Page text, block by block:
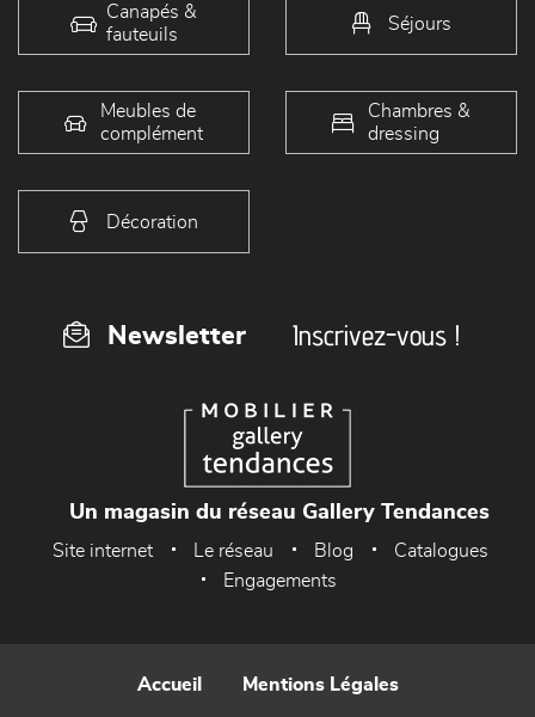
Canapés &
fauteuils
Séjours
Meubles de
complément
Chambres &
dressing
Décoration
Newsletter Inscrivez-vous !
Un magasin du réseau Gallery Tendances
Site internet Le réseau Blog
Catalogues
Engagements
Accueil Mentions Légales